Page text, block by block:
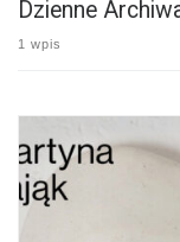
Dzienne
1 wpis